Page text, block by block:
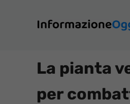
contenuto
La pianta
per